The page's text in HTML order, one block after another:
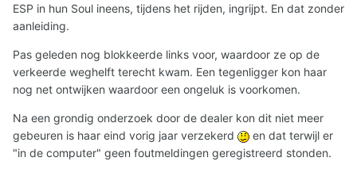
ESP in hun Soul ineens, tijdens het rijden, ingrijpt. En dat zonder
aanleiding.
Pas geleden nog blokkeerde links voor, waardoor ze op de
verkeerde weghelft terecht kwam. Een tegenligger kon haar
nog net ontwijken waardoor een ongeluk is voorkomen.
Na een grondig onderzoek door de dealer kon dit niet meer
gebeuren is haar eind vorig jaar verzekerd
en dat terwijl er
"in de computer" geen foutmeldingen geregistreerd stonden.